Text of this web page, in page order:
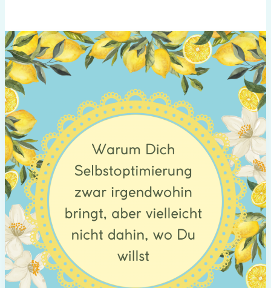
Warum
Dich
Selbstoptimierung
zwar
irgendwohin
bringt,
aber
vielleicht
nicht
dahin,
Du
willst